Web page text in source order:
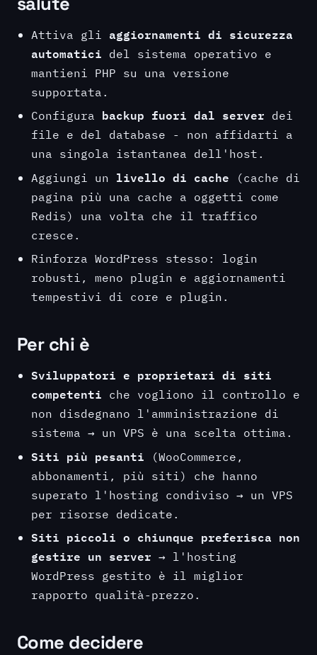
Attiva gli aggiornamenti di sicurezza
automatici del sistema operativo e
mantieni PHP su una versione
supportata.
Configura backup fuori dal server dei
file e del database - non affidarti a
una singola istantanea dell'host.
Aggiungi un livello di cache (cache di
pagina più una cache a oggetti come
Redis) una volta che il traffico
cresce.
Rinforza WordPress stesso: login
robusti, meno plugin e aggiornamenti
tempestivi di core e plugin.
Per chi è
Sviluppatori e proprietari di siti
competenti che vogliono il controllo e
non disdegnano l'amministrazione di
sistema → un VPS è una scelta ottima.
Siti più pesanti (WooCommerce,
abbonamenti, più siti) che hanno
superato l'hosting condiviso → un VPS
per risorse dedicate.
Siti piccoli o chiunque preferisca non
gestire un server → l'hosting
WordPress gestito è il miglior
rapporto qualità-prezzo.
Come decidere